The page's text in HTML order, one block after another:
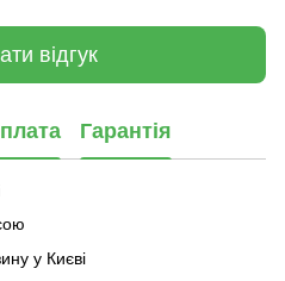
відгук
Гарантія
у Києві